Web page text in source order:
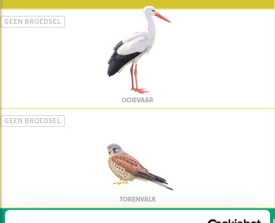
GEEN BROEDSEL
OOIEVAAR
GEEN BROEDSEL
TORENVALK